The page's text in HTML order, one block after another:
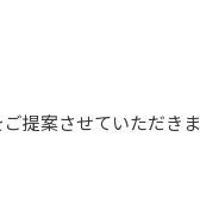
提案させていただきま